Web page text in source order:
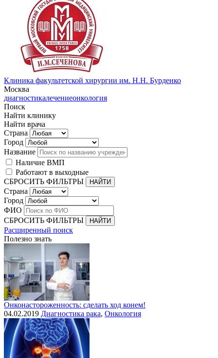
Клиника факультетской хирургии им. Н.Н. Бурденко
Москва
диагностикалечениеонкология
Поиск
Найти клинику
Найти врача
Страна
Город
Название
Наличие ВМП
Работают в выходные
СБРОСИТЬ ФИЛЬТРЫ
Страна
Город
ФИО
СБРОСИТЬ ФИЛЬТРЫ
Расширенный поиск
Полезно знать
Онконастороженность: сделать ход конем!
04.02.2019 Диагностика рака, Онкология